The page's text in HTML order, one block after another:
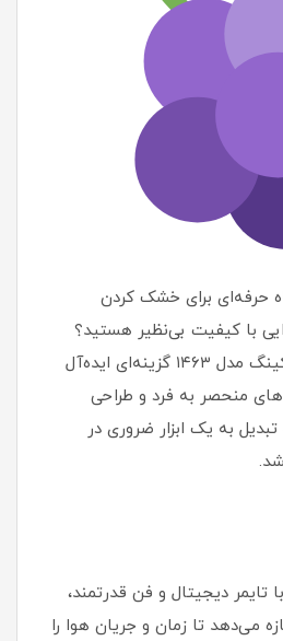
حرفه‌ای برای خشک کردن
با کیفیت بی‌نظیر هستید؟
میوه خشک کن رویال کینگ مدل ۱۴۶۳ گزینه‌ای ایده‌آل
منحصر به فرد و طراحی
به یک ابزار ضروری در
با تایمر دیجیتال و فن قدرتمند،
می‌دهد تا زمان و جریان هوا را